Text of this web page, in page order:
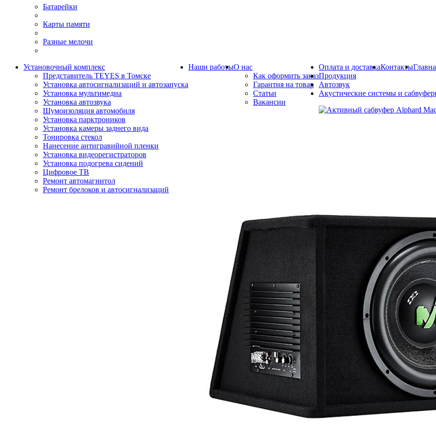
Батарейки
Карты памяти
Разные мелочи
Установочный комплекс
Представитель TEYES в Томске
Установка автосигнализаций и автозапуска
Установка мультимедиа
Установка автозвука
Шумоизоляция автомобиля
Установка парктроников
Установка камеры заднего вида
Тонировка стекол
Нанесение антигравийной пленки
Установка видеорегистраторов
Установка подогрева сидений
Цифровое ТВ
Ремонт автомагнитол
Ремонт брелоков и автосигнализаций
Наши работыО нас
Как оформить заказ
Гарантия на товар
Статьи
Вакансии
Оплата и доставкаКонтакты
Продукция
Автозвук
Акустические системы и